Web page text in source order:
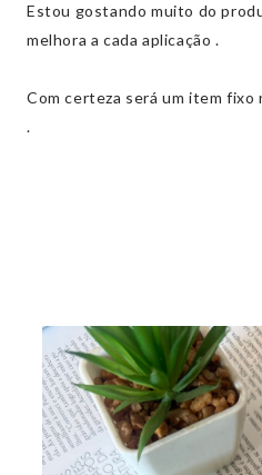
Estou gostando muito do
melhora a cada aplicação .
Com certeza será um item fixo
.